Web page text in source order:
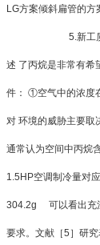
LG方案倾斜
5.新工质应用前
述 了丙烷是非常有希
件： ①空气中的浓度
对 环境的威胁主要取
通常认为空间中丙烷
1.5HP空调制冷量对
304.2g 可以看出充
要求。文献［5］研